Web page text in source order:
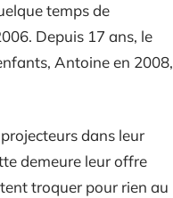
temps de
Depuis 17 ans, le
Antoine en 2008,
dans leur
demeure leur offre
troquer pour rien au